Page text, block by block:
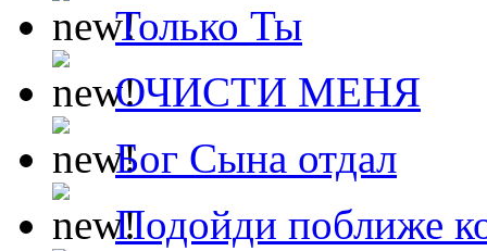
Только Ты
ОЧИСТИ МЕНЯ
Бог Сына отдал
Подойди поближе